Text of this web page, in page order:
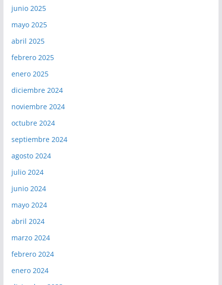
junio 2025
mayo 2025
abril 2025
febrero 2025
enero 2025
diciembre 2024
noviembre 2024
octubre 2024
septiembre 2024
agosto 2024
julio 2024
junio 2024
mayo 2024
abril 2024
marzo 2024
febrero 2024
enero 2024